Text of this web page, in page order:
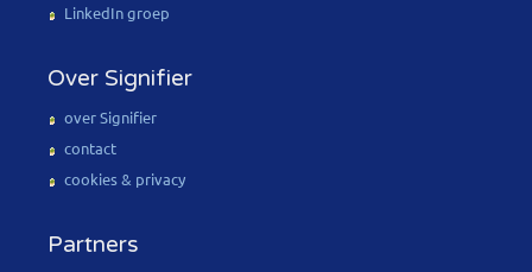
LinkedIn groep
Over Signifier
over Signifier
contact
cookies & privacy
Partners